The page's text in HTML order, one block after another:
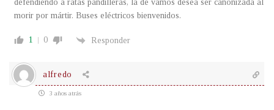
defendiendo a ratas pandilleras, la de vamos desea ser canonizada al
morir por mártir. Buses eléctricos bienvenidos.
1 0 Responder
alfredo
3 años atrás